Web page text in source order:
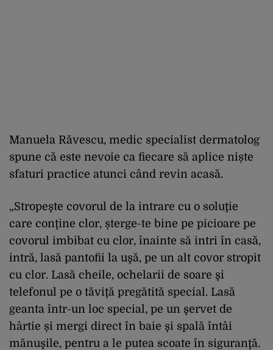
Manuela Răvescu, medic specialist dermatolog
spune că este nevoie ca fiecare să aplice niște
sfaturi practice atunci când revin acasă.
„Stropeşte covorul de la intrare cu o soluţie
care conţine clor, șterge-te bine pe picioare pe
covorul imbibat cu clor, înainte să intri în casă,
intră, lasă pantofii la uşă, pe un alt covor stropit
cu clor. Lasă cheile, ochelarii de soare şi
telefonul pe o tăviţă pregătită special. Lasă
geanta într-un loc special, pe un şervet de
hârtie și mergi direct în baie şi spală întâi
mănuşile, pentru a le putea scoate în siguranţă.